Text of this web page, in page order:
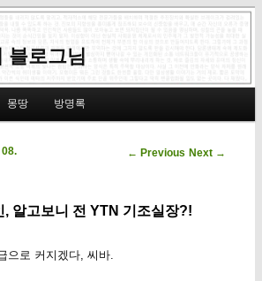
블로그님
몽땅 방명록
Post navigation
← Previous Next →
, 알고보니 전 YTN 기조실장?!
으로 커지겠다, 씨바.